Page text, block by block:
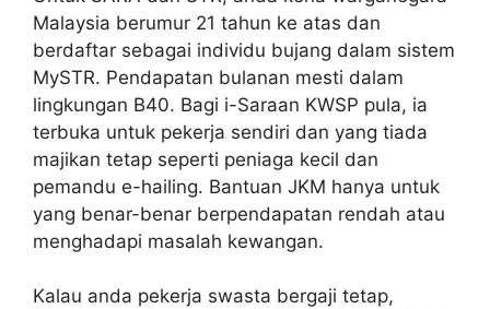
Malaysia berumur 21 tahun ke atas dan
berdaftar sebagai individu bujang dalam sistem
MySTR. Pendapatan bulanan mesti dalam
lingkungan B40. Bagi i-Saraan KWSP pula, ia
terbuka untuk pekerja sendiri dan yang tiada
majikan tetap seperti peniaga kecil dan
pemandu e-hailing. Bantuan JKM hanya untuk
yang benar-benar berpendapatan rendah atau
menghadapi masalah kewangan.
Kalau anda pekerja swasta bergaji tetap,